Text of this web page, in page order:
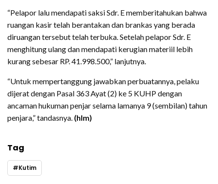
“Pelapor lalu mendapati saksi Sdr. E memberitahukan bahwa
ruangan kasir telah berantakan dan brankas yang berada
diruangan tersebut telah terbuka. Setelah pelapor Sdr. E
menghitung ulang dan mendapati kerugian materiil lebih
kurang sebesar RP. 41.998.500,” lanjutnya.
“Untuk mempertanggung jawabkan perbuatannya, pelaku
dijerat dengan Pasal 363 Ayat (2) ke 5 KUHP dengan
ancaman hukuman penjar selama lamanya 9 (sembilan) tahun
penjara,” tandasnya. (hlm)
Tag
Kutim